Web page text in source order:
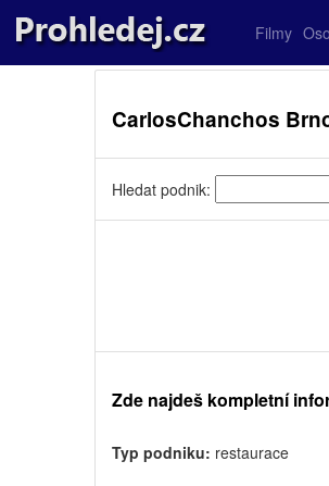
Filmy
CarlosChanchos
Hledat podnik:
Zde najdeš kompletní
Typ podniku: restaurace